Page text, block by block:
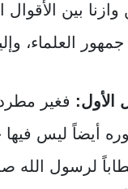
وازنا بين الأقوال
العلماء،
الأول: فغير
أيضاً ليس فيها
لرسول الله